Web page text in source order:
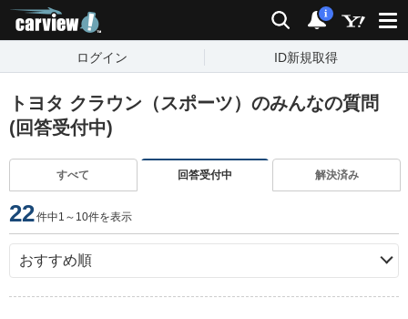
検索 通知
i
ログイン ID新規取得
トヨタ クラウン（スポーツ）のみんなの質問
(回答受付中)
すべて 回答受付中 解決済み
22件中1～10件を表示